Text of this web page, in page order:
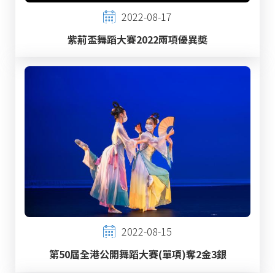
2022-08-17
紫荊盃舞蹈大賽2022兩項優異奬
2022-08-15
第50屆全港公開舞蹈大賽(單項)奪2金3銀